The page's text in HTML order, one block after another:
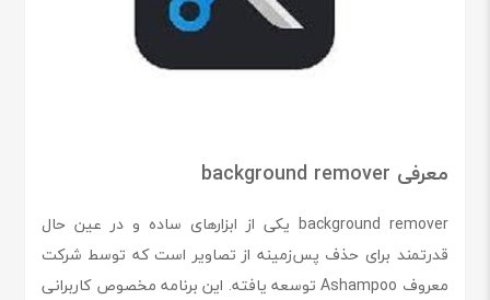
معرفی background remover
background remover یکی از ابزارهای ساده و در عین حال
قدرتمند برای حذف پس‌زمینه از تصاویر است که توسط شرکت
معروف Ashampoo توسعه یافته. این برنامه مخصوص کاربرانی